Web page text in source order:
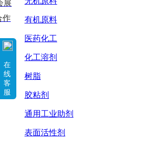
有机原料
医药化工
化工溶剂
树脂
胶粘剂
通用工业助剂
表面活性剂
展
作
在
线
客
服